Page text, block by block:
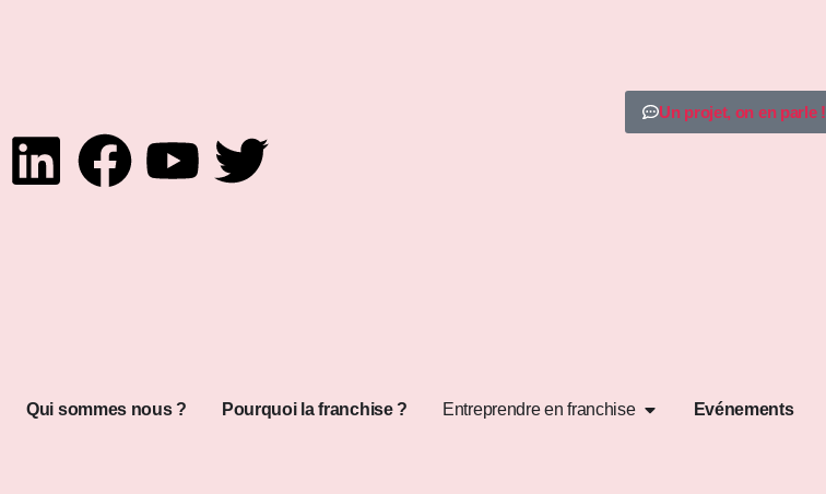
Un projet, on en parle !
Qui sommes nous ? Pourquoi la franchise ? Entreprendre en franchise Evénements